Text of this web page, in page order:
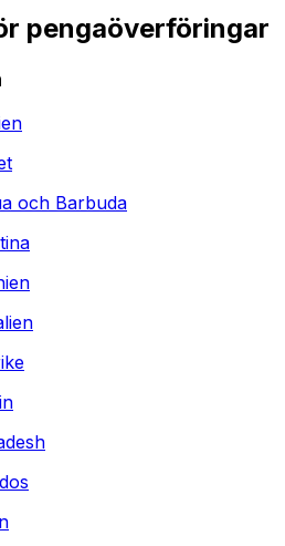
pengaöverföringar
och Barbuda